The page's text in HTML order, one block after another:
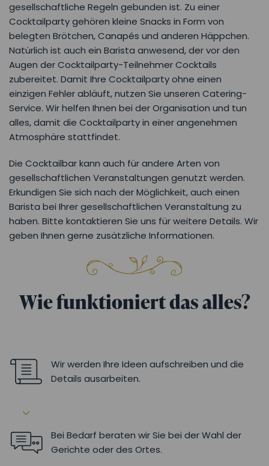
gesellschaftliche Regeln gebunden ist. Zu einer
Cocktailparty gehören kleine Snacks in Form von
belegten Brötchen, Canapés und anderen Häppchen.
Natürlich ist auch ein Barista anwesend, der vor den
Augen der Cocktailparty-Teilnehmer Cocktails
zubereitet. Damit Ihre Cocktailparty ohne einen
einzigen Fehler abläuft, nutzen Sie unseren Catering-
Service. Wir helfen Ihnen bei der Organisation und tun
alles, damit die Cocktailparty in einer angenehmen
Atmosphäre stattfindet.
Die Cocktailbar kann auch für andere Arten von
gesellschaftlichen Veranstaltungen genutzt werden.
Erkundigen Sie sich nach der Möglichkeit, auch einen
Barista bei Ihrer gesellschaftlichen Veranstaltung zu
haben. Bitte kontaktieren Sie uns für weitere Details. Wir
geben Ihnen gerne zusätzliche Informationen.
Wie funktioniert das alles?
Wir werden Ihre Ideen aufschreiben und die
Details ausarbeiten.
Bei Bedarf beraten wir Sie bei der Wahl der
Gerichte oder des Ortes.